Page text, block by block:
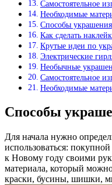
Самостоятельное
Необходимые
Способы украшения
Как сделать
Крутые идеи по
Электрические
Необычные
Самостоятельное
Необходимые
Способы
Для начала нужно
использоваться:
к Новому году своими
материала, который
краски, бусины, шишки,